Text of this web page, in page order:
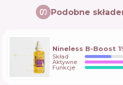
Podobne
Nineless B-Boost
Skład
Aktywne
Funkcje